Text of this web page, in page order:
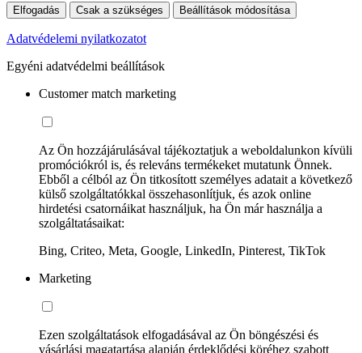
Elfogadás Csak a szükséges Beállítások módosítása
Adatvédelemi nyilatkozatot
Egyéni adatvédelmi beállítások
Customer match marketing
Az Ön hozzájárulásával tájékoztatjuk a weboldalunkon kívüli
promóciókról is, és releváns termékeket mutatunk Önnek.
Ebből a célból az Ön titkosított személyes adatait a következő
külső szolgáltatókkal összehasonlítjuk, és azok online
hirdetési csatornáikat használjuk, ha Ön már használja a
szolgáltatásaikat:
Bing, Criteo, Meta, Google, LinkedIn, Pinterest, TikTok
Marketing
Ezen szolgáltatások elfogadásával az Ön böngészési és
vásárlási magatartása alapján érdeklődési köréhez szabott